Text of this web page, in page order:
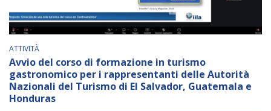
ATTIVITÀ
Avvio del corso di formazione in turismo
gastronomico per i rappresentanti delle Autorità
Nazionali del Turismo di El Salvador, Guatemala e
Honduras